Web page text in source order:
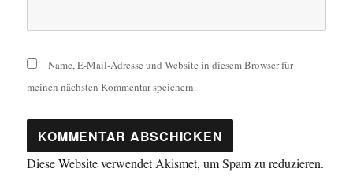
Name, E-Mail-Adresse und Website in diesem Browser für
meinen nächsten Kommentar speichern.
Diese Website verwendet Akismet, um Spam zu reduzieren.